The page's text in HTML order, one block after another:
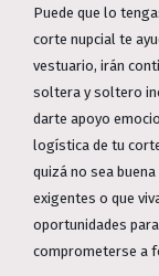
Puede que lo
corte nupcial te
vestuario, irán
soltera y soltero
darte apoyo
logística de tu
quizá no sea
exigentes o que
oportunidades
comprometerse a